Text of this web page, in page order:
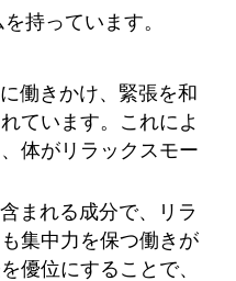
持っています。
働きかけ、緊張を和
ています。これによ
体がリラックスモー
まれる成分で、リラ
集中力を保つ働きが
優位にすることで、